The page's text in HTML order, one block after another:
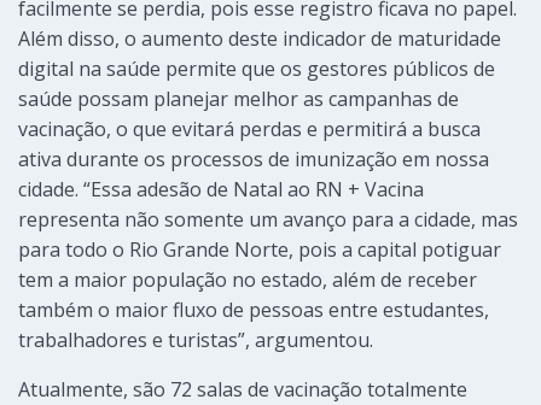
facilmente se perdia, pois esse registro ficava no papel.
Além disso, o aumento deste indicador de maturidade
digital na saúde permite que os gestores públicos de
saúde possam planejar melhor as campanhas de
vacinação, o que evitará perdas e permitirá a busca
ativa durante os processos de imunização em nossa
cidade. “Essa adesão de Natal ao RN + Vacina
representa não somente um avanço para a cidade, mas
para todo o Rio Grande Norte, pois a capital potiguar
tem a maior população no estado, além de receber
também o maior fluxo de pessoas entre estudantes,
trabalhadores e turistas”, argumentou.
Atualmente, são 72 salas de vacinação totalmente